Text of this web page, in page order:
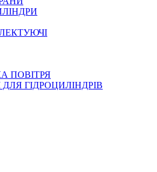
ПОВІТРЯ
ГІДРОЦИЛІНДРІВ